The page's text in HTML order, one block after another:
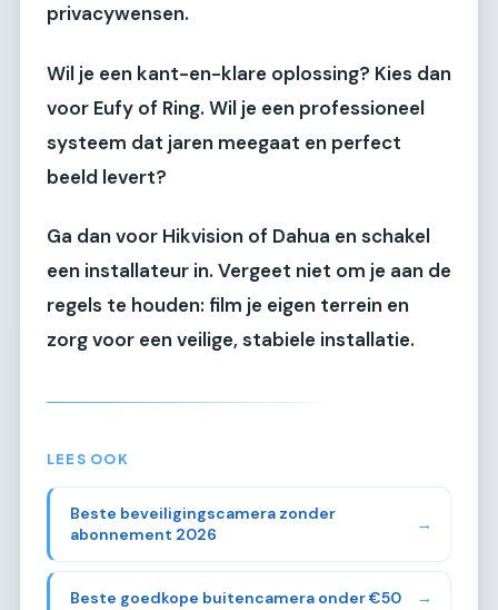
privacywensen.
Wil je een kant-en-klare oplossing? Kies dan
voor Eufy of Ring. Wil je een professioneel
systeem dat jaren meegaat en perfect
beeld levert?
Ga dan voor Hikvision of Dahua en schakel
een installateur in. Vergeet niet om je aan de
regels te houden: film je eigen terrein en
zorg voor een veilige, stabiele installatie.
LEES OOK
Beste beveiligingscamera zonder
abonnement 2026
→
Beste goedkope buitencamera onder €50 →